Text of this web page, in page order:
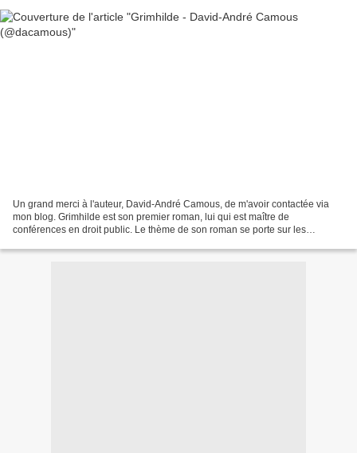
Un grand merci à l'auteur, David-André Camous, de m'avoir contactée via
mon blog. Grimhilde est son premier roman, lui qui est maître de
conférences en droit public. Le thème de son roman se porte sur les